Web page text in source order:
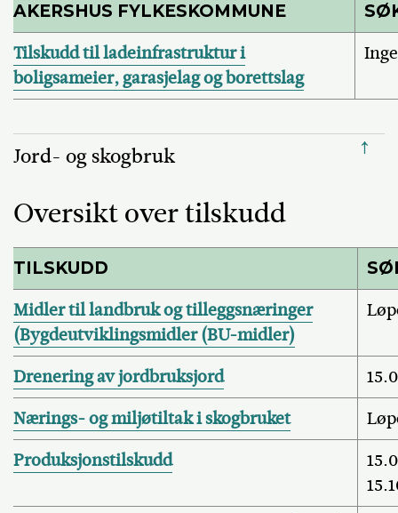
AKERSHUS FYLKESKOMMUNE
Tilskudd til ladeinfrastruktur i
boligsameier, garasjelag og borettslag
↑
Jord- og skogbruk
Oversikt over tilskudd
TILSKUDD
Midler til landbruk og tilleggsnæringer
(Bygdeutviklingsmidler (BU-midler)
Drenering av jordbruksjord
Nærings- og miljøtiltak i skogbruket
Produksjonstilskudd